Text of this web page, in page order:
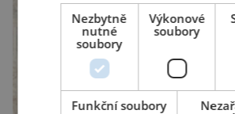
Nezbytně
nutné
soubory
Výkonové
soubory
Funkční soubory